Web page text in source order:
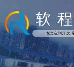
软 程
专注定制开发,